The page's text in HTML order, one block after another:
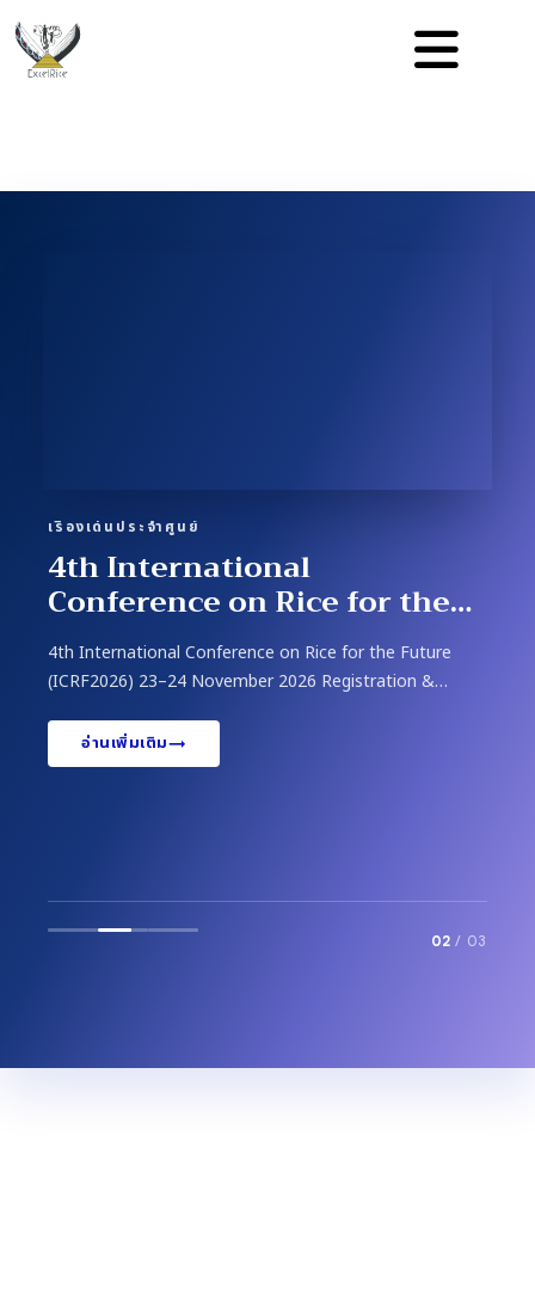
เรื่องเด่นประจำศูนย์
4th International
Conference on Rice for the
Future (ICRF2026) 23-24
November 2026 in Bangkok,
Thailand
4th International Conference on Rice for the Future
(ICRF2026) 23–24 November 2026 Registration &
อ่านเพิ่มเติม→
02 / 03